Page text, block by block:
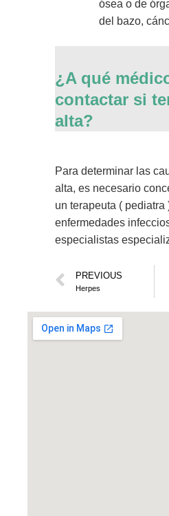
ósea o de
del bazo,
¿A qué
contactar si
alta?
Para determinar las
alta, es necesario
un terapeuta ( pediatra
enfermedades
especialistas
PREVIOUS
Herpes